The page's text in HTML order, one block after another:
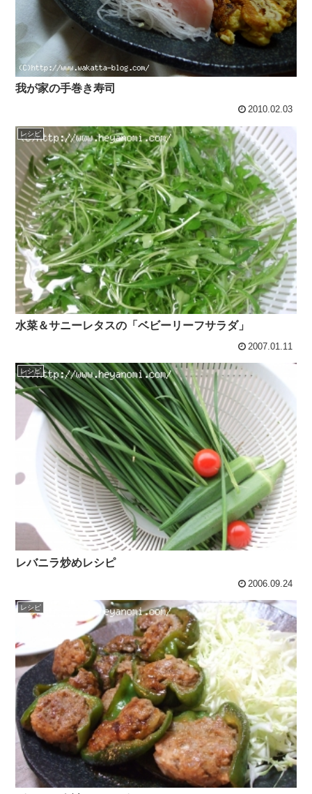
我が家の手巻き寿司
2010.02.03
レシピ
水菜＆サニーレタスの「ベビーリーフサラダ」
2007.01.11
レシピ
レバニラ炒めレシピ
2006.09.24
レシピ